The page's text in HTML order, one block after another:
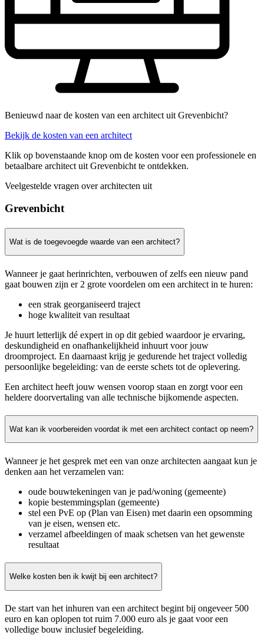
Benieuwd naar de kosten van een architect uit Grevenbicht?
Bekijk de kosten van een architect
Klik op bovenstaande knop om de kosten voor een professionele en
betaalbare architect uit Grevenbicht te ontdekken.
Veelgestelde vragen over architecten uit
Grevenbicht
Wat is de toegevoegde waarde van een architect?
Wanneer je gaat herinrichten, verbouwen of zelfs een nieuw pand
gaat bouwen zijn er 2 grote voordelen om een architect in te huren:
een strak georganiseerd traject
hoge kwaliteit van resultaat
Je huurt letterlijk dé expert in op dit gebied waardoor je ervaring,
deskundigheid en onafhankelijkheid inhuurt voor jouw
droomproject. En daarnaast krijg je gedurende het traject volledig
persoonlijke begeleiding: van de eerste schets tot de oplevering.
Een architect heeft jouw wensen voorop staan en zorgt voor een
heldere doorvertaling van alle technische bijkomende aspecten.
Wat kan ik voorbereiden voordat ik met een architect contact op neem?
Wanneer je het gesprek met een van onze architecten aangaat kun je
denken aan het verzamelen van:
oude bouwtekeningen van je pad/woning (gemeente)
kopie bestemmingsplan (gemeente)
stel een PvE op (Plan van Eisen) met daarin een opsomming
van je eisen, wensen etc.
verzamel afbeeldingen of maak schetsen van het gewenste
resultaat
Welke kosten ben ik kwijt bij een architect?
De start van het inhuren van een architect begint bij ongeveer 500
euro en kan oplopen tot ruim 7.000 euro als je gaat voor een
volledige bouw inclusief begeleiding.